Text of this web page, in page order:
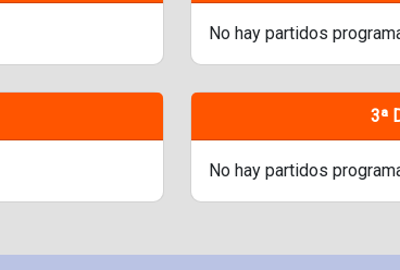
No hay partidos
3ª
No hay partidos